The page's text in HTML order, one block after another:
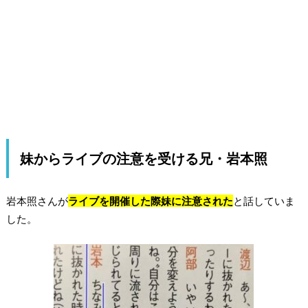
妹からライブの注意を受ける兄・岩本照
岩本照さんがライブを開催した際妹に注意されたと話していま
した。